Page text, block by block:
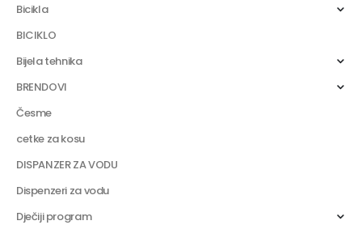
Bicikla
BICIKLO
Bijela tehnika
BRENDOVI
Česme
cetke za kosu
DISPANZER ZA VODU
Dispenzeri za vodu
Dječiji program